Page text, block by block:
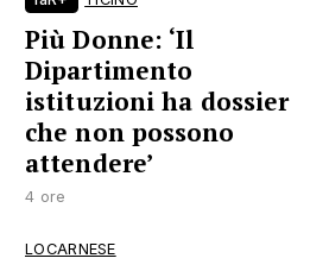
Più Donne: ‘Il
Dipartimento
istituzioni ha dossier
che non possono
attendere’
4 ore
LOCARNESE